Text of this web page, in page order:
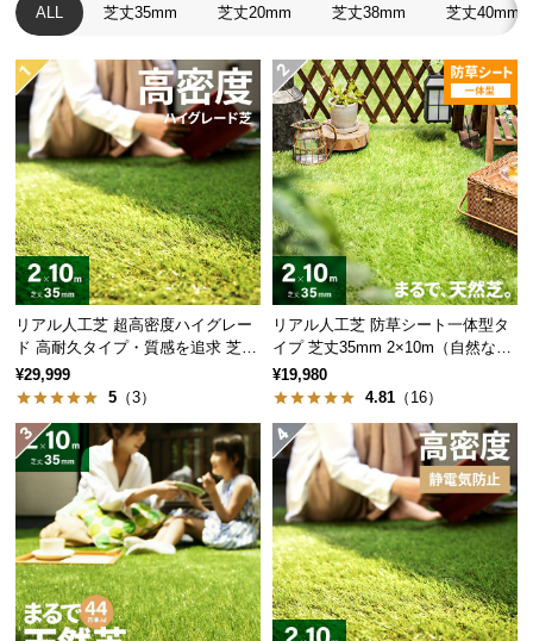
客
サ
ポ
ー
ト
お
知
せ
ブ
グ
企
業
ALL 芝丈35mm 芝丈20mm 芝丈38mm 芝丈40mm
リアル人工芝 超高密度ハイグレー
ド 高耐久タイプ・質感を追求 芝丈
35mm 2×10m
¥29,999
5 （3）
リアル人工芝 防草シート一体型タ
イプ 芝丈35mm 2×10m（自然な見
た目追求・U字ピン付）
¥19,980
4.81 （16）